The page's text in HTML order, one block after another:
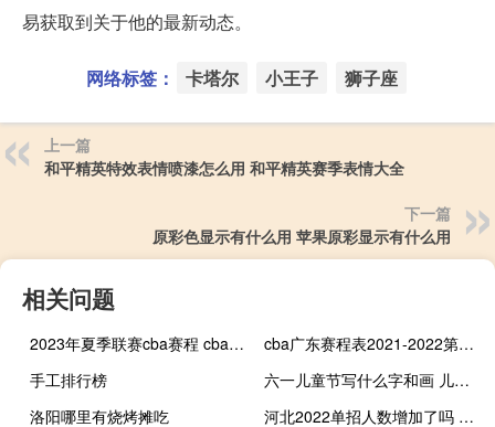
易获取到关于他的最新动态。
网络标签： 卡塔尔 小王子 狮子座
上一篇
和平精英特效表情喷漆怎么用 和平精英赛季表情大全
下一篇
原彩色显示有什么用 苹果原彩显示有什么用
相关问题
2023年夏季联赛cba赛程 cba联赛2023赛程表
cba广东赛程表2021-2022第二阶段 20202021cba赛程表
手工排行榜
六一儿童节写什么字和画 儿童六一画简单又漂亮
洛阳哪里有烧烤摊吃
河北2022单招人数增加了吗 2022河北单招一分一档